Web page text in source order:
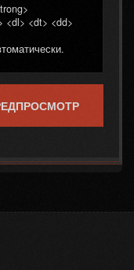
<dl> <dt> <dd>